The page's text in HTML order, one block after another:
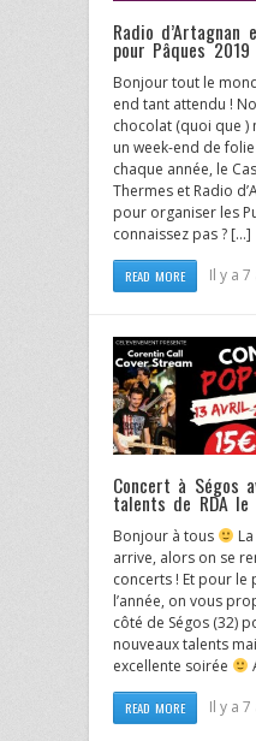
Radio
pour Pâques
Bonjour tout le
end tant attendu !
chocolat (quoi que )
un week-end de
chaque année, le
Thermes et Radio
pour organiser les
connaissez pas ? […]
READ MORE Il y a 7
Concert à Ségos
talents de RDA le
Bonjour à tous
arrive, alors on se
concerts ! Et pour
l’année, on vous
côté de Ségos (32)
nouveaux talents
excellente soirée
READ MORE Il y a 7